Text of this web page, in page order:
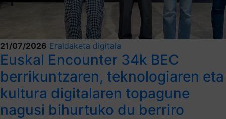
21/07/2026 Eraldaketa digitala
Euskal Encounter 34k BEC
berrikuntzaren, teknologiaren eta
kultura digitalaren topagune
nagusi bihurtuko du berriro